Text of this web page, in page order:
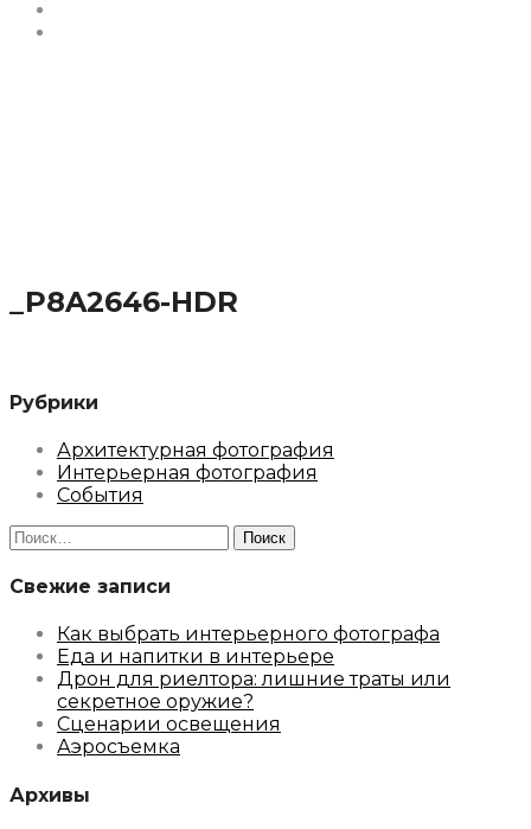
_P8A2646-HDR
Рубрики
Архитектурная фотография
Интерьерная фотография
События
Найти:
Свежие записи
Как выбрать интерьерного фотографа
Еда и напитки в интерьере
Дрон для риелтора: лишние траты или
секретное оружие?
Сценарии освещения
Аэросъемка
Архивы